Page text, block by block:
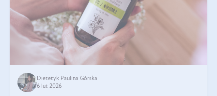
Dietetyk Paulina Górska
6 lut 2026